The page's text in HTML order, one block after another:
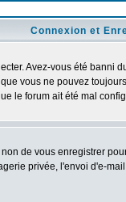
Connexion et
Avez-vous été
vous ne pouvez
le forum ait été mal
de vous enregistrer
privée, l'envoi d'e-